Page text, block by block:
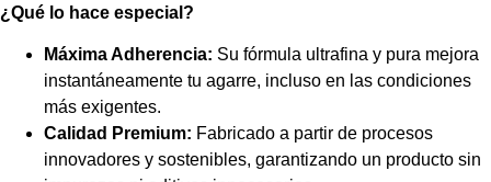
¿Qué lo hace especial?
Máxima Adherencia: Su fórmula ultrafina y pura mejora
instantáneamente tu agarre, incluso en las condiciones
más exigentes.
Calidad Premium: Fabricado a partir de procesos
innovadores y sostenibles, garantizando un producto sin